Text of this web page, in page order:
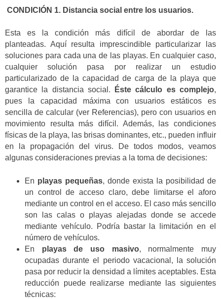
CONDICIÓN 1. Distancia social entre los usuarios.
Esta es la condición más difícil de abordar de las
planteadas. Aquí resulta imprescindible particularizar las
soluciones para cada una de las playas. En cualquier caso,
cualquier solución pasa por realizar un estudio
particularizado de la capacidad de carga de la playa que
garantice la distancia social.
Éste cálculo es complejo,
pues la capacidad máxima con usuarios estáticos es
sencilla de calcular (ver Referencias), pero con usuarios en
movimiento resulta más difícil. Además, las condiciones
físicas de la playa, las brisas dominantes, etc., pueden influir
en la propagación del virus. De todos modos, veamos
algunas consideraciones previas a la toma de decisiones:
En playas pequeñas, donde exista la posibilidad de
un control de acceso claro, debe limitarse el aforo
mediante un control en el acceso. El caso más sencillo
son las calas o playas alejadas donde se accede
mediante vehículo. Podría bastar la limitación en el
número de vehículos.
En playas de uso masivo, normalmente muy
ocupadas durante el periodo vacacional, la solución
pasa por reducir la densidad a límites aceptables. Esta
reducción puede realizarse mediante las siguientes
técnicas: